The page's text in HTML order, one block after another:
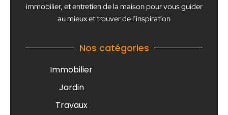
immobilier, et entretien de la maison pour vous guider
au mieux et trouver de l’inspiration
Nos catégories
Immobilier
Jardin
Travaux